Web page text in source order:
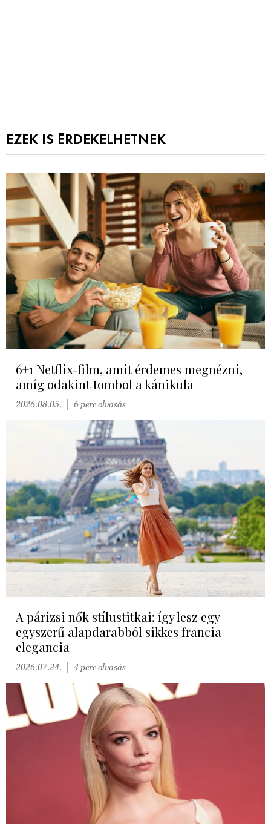
EZEK IS ÉRDEKELHETNEK
6+1 Netflix-film, amit érdemes megnézni,
amíg odakint tombol a kánikula
2026.08.05. 6 perc olvasás
A párizsi nők stílustitkai: így lesz egy
egyszerű alapdarabból sikkes francia
elegancia
2026.07.24. 4 perc olvasás